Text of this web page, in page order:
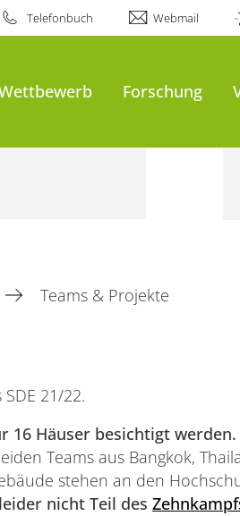
Telefonbuch Webmail
Forschung
Teams & Projekte
21/22.
16 Häuser besichtigt werden.
Teams aus Bangkok,
stehen an den
nicht Teil des